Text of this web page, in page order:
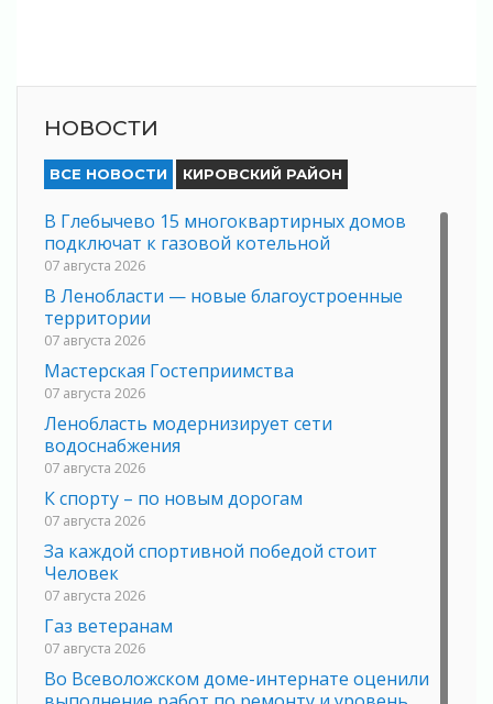
НОВОСТИ
ВСЕ НОВОСТИ КИРОВСКИЙ РАЙОН
В Глебычево 15 многоквартирных домов
подключат к газовой котельной
07 августа 2026
В Ленобласти — новые благоустроенные
территории
07 августа 2026
Мастерская Гостеприимства
07 августа 2026
Ленобласть модернизирует сети
водоснабжения
07 августа 2026
К спорту – по новым дорогам
07 августа 2026
За каждой спортивной победой стоит
Человек
07 августа 2026
Газ ветеранам
07 августа 2026
Во Всеволожском доме-интернате оценили